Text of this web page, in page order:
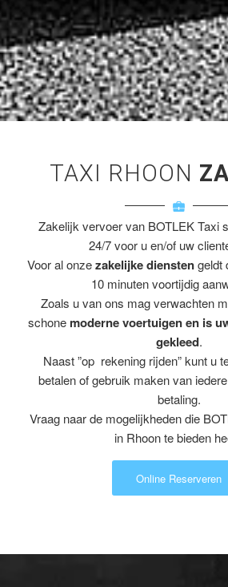
TAXI RHOON
Zakelijk vervoer van BOTLEK Taxi
24/7 voor u en/of uw
Voor al onzezakelijke dienstengeldt
10 minuten voortijdig
Zoals u van ons mag verwachten
schone moderne voertuigen en is
gekleed.
Naast ”op rekening rijden” kunt u
betalen of gebruik maken van
betaling.
Vraag naar de mogelijkheden die
in Rhoon te bieden
Online Reserveren